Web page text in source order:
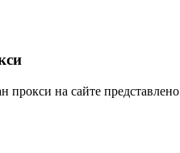
прокси на сайте представлено